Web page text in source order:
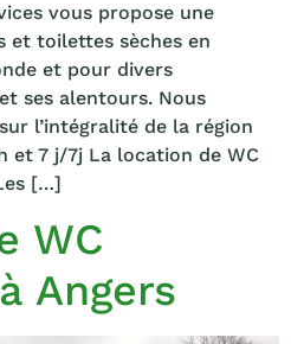
vous propose une
et toilettes sèches en
et pour divers
ses alentours. Nous
l’intégralité de la région
et 7 j/7j La location de WC
[…]
WC
Angers